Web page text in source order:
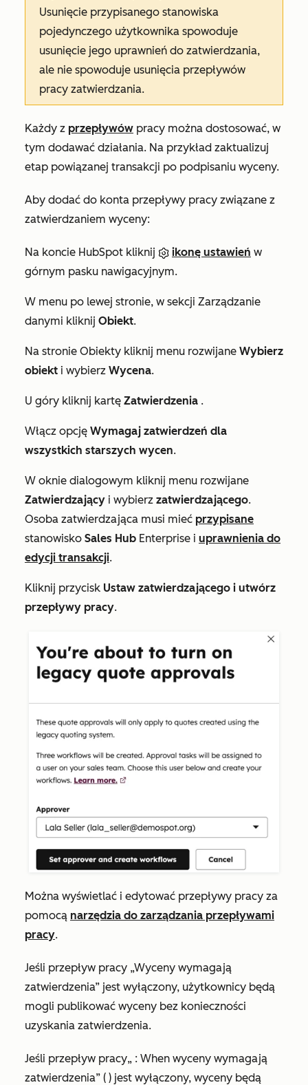
Usunięcie przypisanego stanowiska
pojedynczego użytkownika spowoduje
usunięcie jego uprawnień do zatwierdzania,
ale nie spowoduje usunięcia przepływów
pracy zatwierdzania.
Każdy z przepływów pracy można dostosować, w
tym dodawać działania. Na przykład zaktualizuj
etap powiązanej transakcji po podpisaniu wyceny.
Aby dodać do konta przepływy pracy związane z
zatwierdzaniem wyceny:
Na koncie HubSpot kliknij ikonę ustawień w
górnym pasku nawigacyjnym.
W menu po lewej stronie, w sekcji Zarządzanie
danymi kliknij Obiekt.
Na stronie Obiekty kliknij menu rozwijane Wybierz
obiekt i wybierz Wycena.
U góry kliknij kartę Zatwierdzenia .
Włącz opcję Wymagaj zatwierdzeń dla
wszystkich starszych wycen.
W oknie dialogowym kliknij menu rozwijane
Zatwierdzający i wybierz zatwierdzającego.
Osoba zatwierdzająca musi mieć przypisane
stanowisko Sales Hub Enterprise i uprawnienia do
edycji transakcji.
Kliknij przycisk Ustaw zatwierdzającego i utwórz
przepływy pracy.
Można wyświetlać i edytować przepływy pracy za
pomocą narzędzia do zarządzania przepływami
pracy.
Jeśli przepływ pracy „Wyceny wymagają
zatwierdzenia” jest wyłączony, użytkownicy będą
mogli publikować wyceny bez konieczności
uzyskania zatwierdzenia.
Jeśli przepływ pracy„ : When wyceny wymagają
zatwierdzenia” ( ) jest wyłączony, wyceny będą